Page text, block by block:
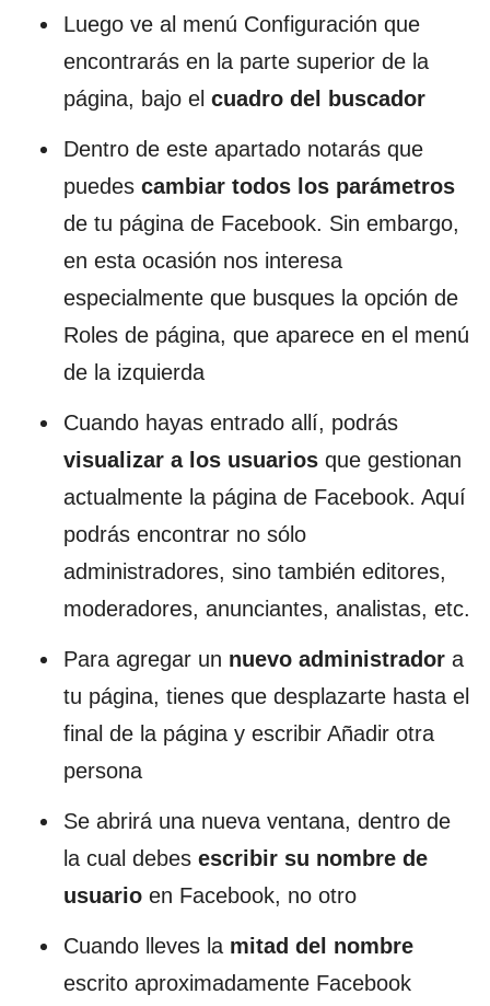
Luego ve al menú Configuración que
encontrarás en la parte superior de la
página, bajo el cuadro del buscador
Dentro de este apartado notarás que
puedes cambiar todos los parámetros
de tu página de Facebook. Sin embargo,
en esta ocasión nos interesa
especialmente que busques la opción de
Roles de página, que aparece en el menú
de la izquierda
Cuando hayas entrado allí, podrás
visualizar a los usuarios que gestionan
actualmente la página de Facebook. Aquí
podrás encontrar no sólo
administradores, sino también editores,
moderadores, anunciantes, analistas, etc.
Para agregar un nuevo administrador a
tu página, tienes que desplazarte hasta el
final de la página y escribir Añadir otra
persona
Se abrirá una nueva ventana, dentro de
la cual debes escribir su nombre de
usuario en Facebook, no otro
Cuando lleves la mitad del nombre
escrito aproximadamente Facebook